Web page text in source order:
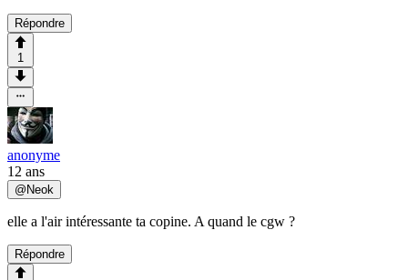
Répondre
1
anonyme
12 ans
@ Neok
elle a l'air intéressante ta copine. A quand le cgw ?
Répondre